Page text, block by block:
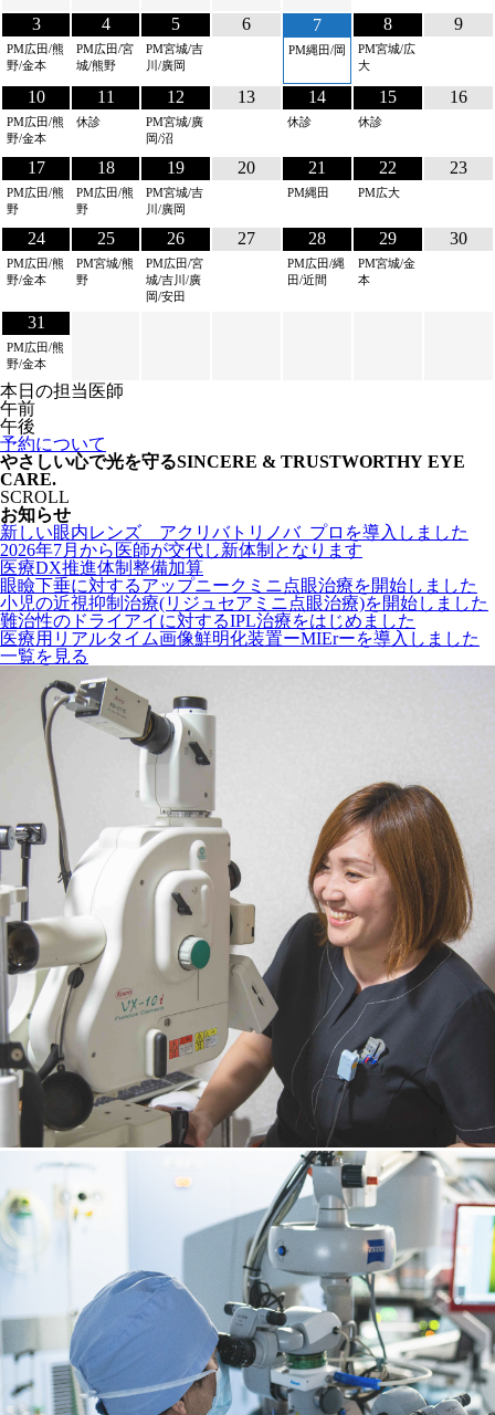
3
PM広田/熊
野/金本
4
PM広田/宮
城/熊野
5
PM宮城/吉
川/廣岡
6 7
PM縄田/岡
8
PM宮城/広
大
9
10
PM広田/熊
野/金本
11
休診
12
PM宮城/廣
岡/沼
13 14
休診
15
休診
16
17
PM広田/熊
野
18
PM広田/熊
野
19
PM宮城/吉
川/廣岡
20 21
PM縄田
22
PM広大
23
24
PM広田/熊
野/金本
25
PM宮城/熊
野
26
PM広田/宮
城/吉川/廣
岡/安田
27 28
PM広田/縄
田/近間
29
PM宮城/金
本
30
31
PM広田/熊
野/金本
本日の担当医師
午前
午後
予約について
やさ しい心で光を守るSINCERE & TRUSTWORTHY EYE
CARE.
SCROLL
お知らせ
新しい眼内レンズ アクリバトリノバ プロを導入しました
2026年7月から医師が交代し新体制となります
医療DX推進体制整備加算
眼瞼下垂に対するアップニークミニ点眼治療を開始しました
小児の近視抑制治療(リジュセアミニ点眼治療)を開始しました
難治性のドライアイに対するIPL治療をはじめました
医療用リアルタイム画像鮮明化装置ーMIErーを導入しました
一覧を見る